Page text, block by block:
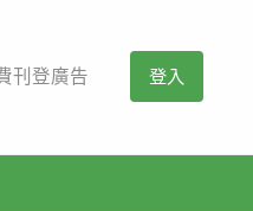
刊登廣告 登入